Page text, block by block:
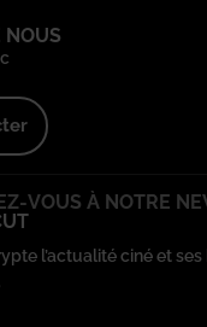
NOUS
VOUS À NOTRE
l’actualité ciné et